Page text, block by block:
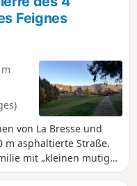
geeignet ist.
Feignes
von La Bresse und
m asphaltierte Straße.
mit „kleinen mutigen